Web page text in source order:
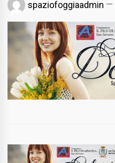
spaziofoggiaadmin